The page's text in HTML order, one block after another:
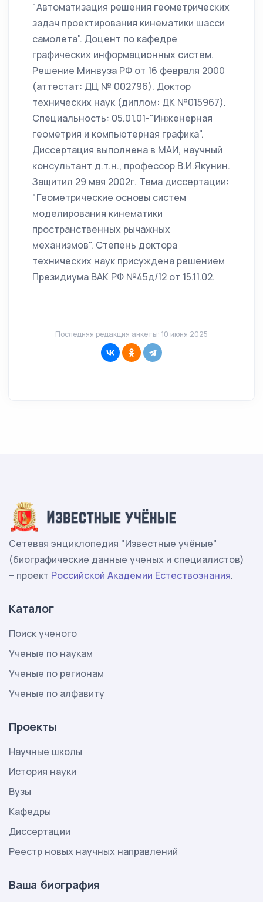
"Автоматизация решения геометрических
задач проектирования кинематики шасси
самолета". Доцент по кафедре
графических информационных систем.
Решение Минвуза РФ от 16 февраля 2000
(аттестат: ДЦ № 002796). Доктор
технических наук (диплом: ДК №015967).
Специальность: 05.01.01-"Инженерная
геометрия и компьютерная графика".
Диссертация выполнена в МАИ, научный
консультант д.т.н., профессор В.И.Якунин.
Защитил 29 мая 2002г. Тема диссертации:
"Геометрические основы систем
моделирования кинематики
пространственных рычажных
механизмов". Степень доктора
технических наук присуждена решением
Президиума ВАК РФ №45д/12 от 15.11.02.
Последняя редакция анкеты: 10 июня 2025
Сетевая энциклопедия "Известные учёные"
(биографические данные ученых и специалистов)
– проект Российской Академии Естествознания.
Каталог
Поиск ученого
Ученые по наукам
Ученые по регионам
Ученые по алфавиту
Проекты
Научные школы
История науки
Вузы
Кафедры
Диссертации
Реестр новых научных направлений
Ваша биография